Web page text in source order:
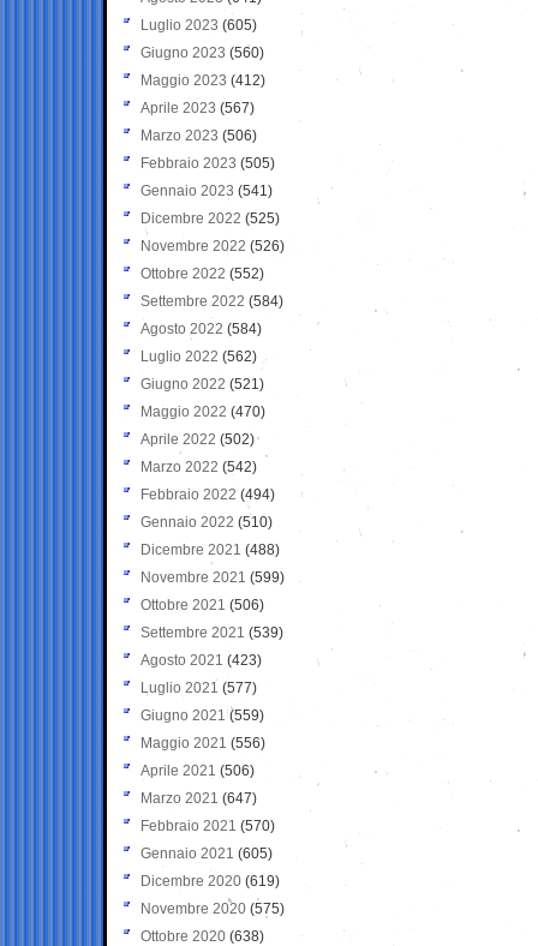
Luglio 2023 (605)
Giugno 2023 (560)
Maggio 2023 (412)
Aprile 2023 (567)
Marzo 2023 (506)
Febbraio 2023 (505)
Gennaio 2023 (541)
Dicembre 2022 (525)
Novembre 2022 (526)
Ottobre 2022 (552)
Settembre 2022 (584)
Agosto 2022 (584)
Luglio 2022 (562)
Giugno 2022 (521)
Maggio 2022 (470)
Aprile 2022 (502)
Marzo 2022 (542)
Febbraio 2022 (494)
Gennaio 2022 (510)
Dicembre 2021 (488)
Novembre 2021 (599)
Ottobre 2021 (506)
Settembre 2021 (539)
Agosto 2021 (423)
Luglio 2021 (577)
Giugno 2021(559)
Maggio 2021 (556)
Aprile 2021 (506)
Marzo 2021 (647)
Febbraio 2021 (570)
Gennaio 2021 (605)
Dicembre 2020 (619)
Novembre 2020 (575)
Ottobre 2020 (638)